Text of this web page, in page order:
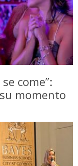
come”:
momento